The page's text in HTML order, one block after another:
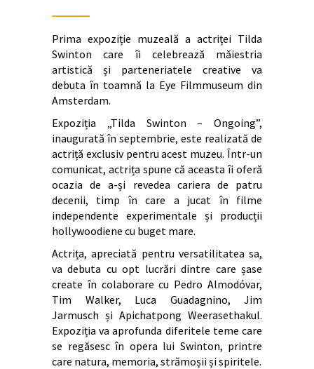
Prima expoziție muzeală a actriței Tilda
Swinton care îi celebrează măiestria
artistică și parteneriatele creative va
debuta în toamnă la Eye Filmmuseum din
Amsterdam.
Expoziția „Tilda Swinton – Ongoing”,
inaugurată în septembrie, este realizată de
actriță exclusiv pentru acest muzeu. Într-un
comunicat, actrița spune că aceasta îi oferă
ocazia de a-și revedea cariera de patru
decenii, timp în care a jucat în filme
independente experimentale și producții
hollywoodiene cu buget mare.
Actrița, apreciată pentru versatilitatea sa,
va debuta cu opt lucrări dintre care șase
create în colaborare cu Pedro Almodóvar,
Tim Walker, Luca Guadagnino, Jim
Jarmusch și Apichatpong Weerasethakul.
Expoziția va aprofunda diferitele teme care
se regăsesc în opera lui Swinton, printre
care natura, memoria, strămoșii și spiritele.